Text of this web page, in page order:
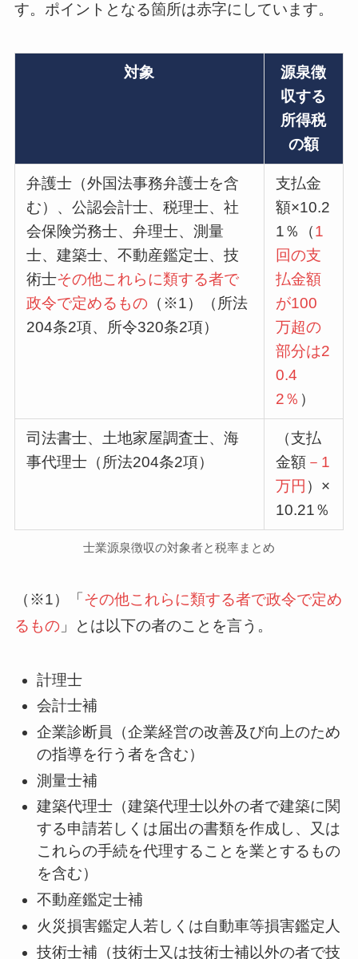
す。ポイントとなる箇所は赤字にしています。
対象
源泉徴
収する
所得税
の額
弁護士（外国法事務弁護士を含
む）、公認会計士、税理士、社
会保険労務士、弁理士、測量
士、建築士、不動産鑑定士、技
術士その他これらに類する者で
政令で定めるもの （※1）（所法
204条2項、所令320条2項）
支払金
額×10.2
1％（1
回の支
払金額
が100
万超の
部分は2
0.4
2％ ）
司法書士、土地家屋調査士、海
事代理士（所法204条2項）
（支払
金額 －1
万円 ）×
10.21％
士業源泉徴収の対象者と税率まとめ
（※1）「 その他これらに類する者で政令で定め
るもの 」とは以下の者のことを言う。
計理士
会計士補
企業診断員（企業経営の改善及び向上のため
の指導を行う者を含む）
測量士補
建築代理士（建築代理士以外の者で建築に関
する申請若しくは届出の書類を作成し、又は
これらの手続を代理することを業とするもの
を含む）
不動産鑑定士補
火災損害鑑定人若しくは自動車等損害鑑定人
技術士補（技術士又は技術士補以外の者で技